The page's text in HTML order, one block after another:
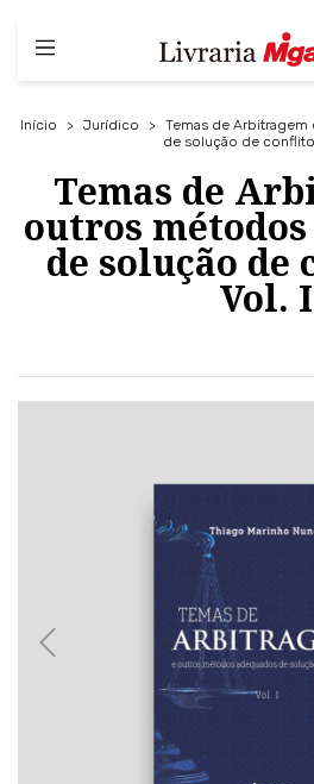
Início > Jurídico > Temas de
de solução de
Temas de
outros
de solução de
Vol. I